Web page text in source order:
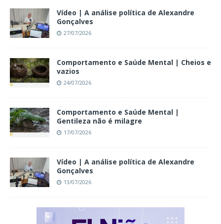
Vídeo | A análise política de Alexandre
Gonçalves
27/07/2026
Comportamento e Saúde Mental | Cheios e
vazios
24/07/2026
Comportamento e Saúde Mental |
Gentileza não é milagre
17/07/2026
Vídeo | A análise política de Alexandre
Gonçalves
13/07/2026